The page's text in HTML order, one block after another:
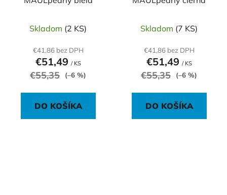
Skladom (2 KS)
€41,86 bez DPH
€51,49 / KS
€55,35 (–6 %)
DO KOŠÍKA
Skladom (7 KS)
€41,86 bez DPH
€51,49 / KS
€55,35 (–6 %)
DO KOŠÍKA